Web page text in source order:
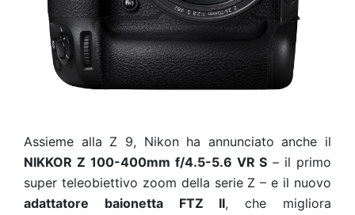
Assieme alla Z 9, Nikon ha annunciato anche il
NIKKOR Z 100-400mm f/4.5-5.6 VR S – il primo
super teleobiettivo zoom della serie Z – e il nuovo
adattatore baionetta FTZ II, che migliora